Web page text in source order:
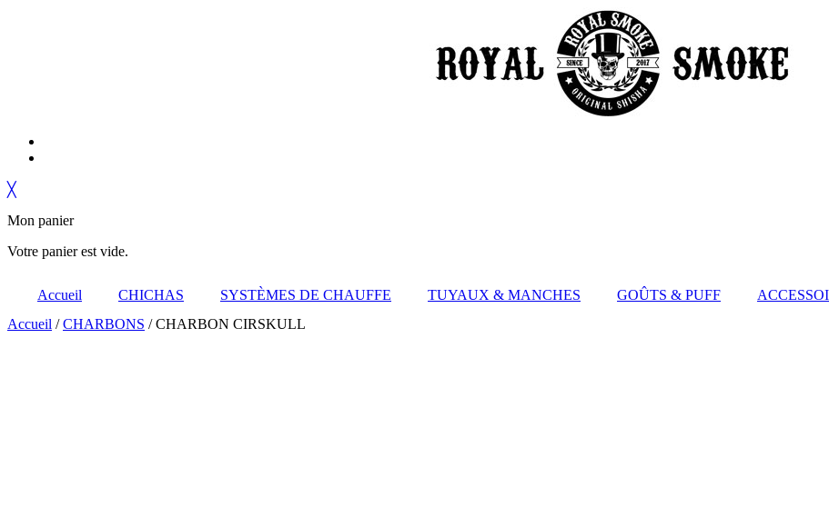
╳
Mon panier
Votre panier est vide.
Accueil CHICHAS SYSTÈMES DE CHAUFFE TUYAUX & MANCHES GOÛTS & PUFF
Accueil /CHARBONS / CHARBON CIRSKULL